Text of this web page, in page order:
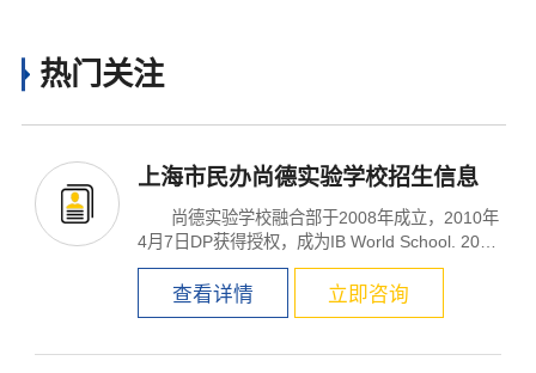
热门关注
上海市民办尚德实验学校招生信息
尚德实验学校融合部于2008年成立，2010年
4月7日DP获得授权，成为IB World School. 2013
年融合部中学...
查看详情 立即咨询